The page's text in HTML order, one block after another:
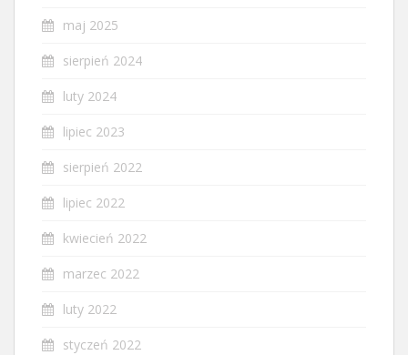
maj 2025
sierpień 2024
luty 2024
lipiec 2023
sierpień 2022
lipiec 2022
kwiecień 2022
marzec 2022
luty 2022
styczeń 2022